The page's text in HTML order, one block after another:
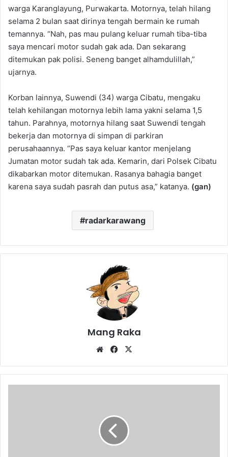
warga Karanglayung, Purwakarta. Motornya, telah hilang
selama 2 bulan saat dirinya tengah bermain ke rumah
temannya. “Nah, pas mau pulang keluar rumah tiba-tiba
saya mencari motor sudah gak ada. Dan sekarang
ditemukan pak polisi. Seneng banget alhamdulillah,”
ujarnya.
Korban lainnya, Suwendi (34) warga Cibatu, mengaku
telah kehilangan motornya lebih lama yakni selama 1,5
tahun. Parahnya, motornya hilang saat Suwendi tengah
bekerja dan motornya di simpan di parkiran
perusahaannya. “Pas saya keluar kantor menjelang
Jumatan motor sudah tak ada. Kemarin, dari Polsek Cibatu
dikabarkan motor ditemukan. Rasanya bahagia banget
karena saya sudah pasrah dan putus asa,” katanya. (gan)
radarkarawang
Mang Raka
WebsiteFacebook